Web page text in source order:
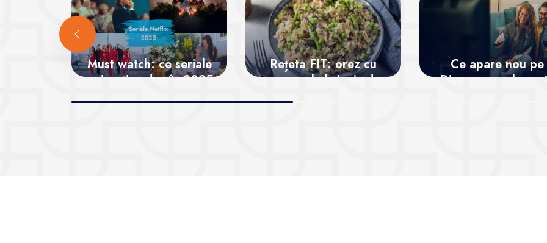
Must watch: ce seriale
noi poți vedea în 2025
Rețeta FIT: orez cu
sparanghel și mix de
Ce apare nou pe
Disney + anul